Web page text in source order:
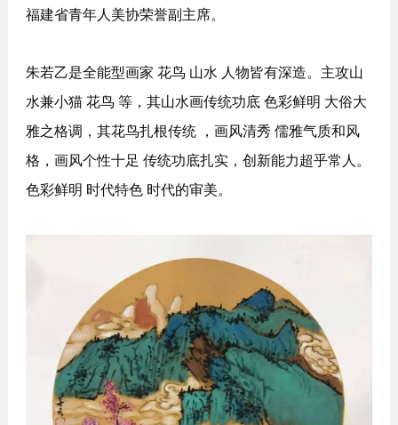
福建省青年人美协荣誉副主席。
朱若乙是全能型画家 花鸟 山水 人物皆有深造。主攻山
水兼小猫 花鸟 等，其山水画传统功底 色彩鲜明 大俗大
雅之格调，其花鸟扎根传统 ，画风清秀 儒雅气质和风
格，画风个性十足 传统功底扎实，创新能力超乎常人。
色彩鲜明 时代特色 时代的审美。